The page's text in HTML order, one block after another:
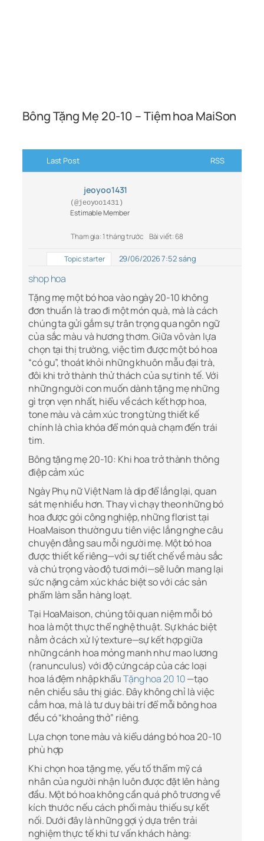
Bông Tặng Mẹ 20-10 – Tiệm hoa MaiSon
Last Post RSS
jeoyoo1431
(@jeoyoo1431)
Estimable Member
Tham gia: 1 tháng trước Bài viết: 68
Topic starter 29/06/2026 7:52 sáng
shop hoa
Tặng mẹ một bó hoa vào ngày 20-10 không
đơn thuần là trao đi một món quà, mà là cách
chúng ta gửi gắm sự trân trọng qua ngôn ngữ
của sắc màu và hương thơm. Giữa vô vàn lựa
chọn tại thị trường, việc tìm được một bó hoa
“có gu”, thoát khỏi những khuôn mẫu đại trà,
đôi khi trở thành thử thách của sự tinh tế. Với
những người con muốn dành tặng mẹ những
gì trọn vẹn nhất, hiểu về cách kết hợp hoa,
tone màu và cảm xúc trong từng thiết kế
chính là chìa khóa để món quà chạm đến trái
tim.
Bông tặng mẹ 20-10: Khi hoa trở thành thông
điệp cảm xúc
Ngày Phụ nữ Việt Nam là dịp để lắng lại, quan
sát mẹ nhiều hơn. Thay vì chạy theo những bó
hoa được gói công nghiệp, những florist tại
HoaMaison thường ưu tiên việc lắng nghe câu
chuyện đằng sau mỗi người mẹ. Một bó hoa
được thiết kế riêng—với sự tiết chế về màu sắc
và chú trọng vào độ tươi mới—sẽ luôn mang lại
sức nặng cảm xúc khác biệt so với các sản
phẩm làm sẵn hàng loạt.
Tại HoaMaison, chúng tôi quan niệm mỗi bó
hoa là một thực thể nghệ thuật. Sự khác biệt
nằm ở cách xử lý texture—sự kết hợp giữa
những cánh hoa mỏng manh như mao lương
(ranunculus) với độ cứng cáp của các loại
hoa lá đệm nhập khẩuTặng hoa 20 10—tạo
nên chiều sâu thị giác. Đây không chỉ là việc
cắm hoa, mà là tư duy bài trí để mỗi bông hoa
đều có “khoảng thở” riêng.
Lựa chọn tone màu và kiểu dáng bó hoa 20-10
phù hợp
Khi chọn hoa tặng mẹ, yếu tố thẩm mỹ cá
nhân của người nhận luôn được đặt lên hàng
đầu. Một bó hoa không cần quá phô trương về
kích thước nếu cách phối màu thiếu sự kết
nối. Dưới đây là những gợi ý dựa trên trải
nghiệm thực tế khi tư vấn khách hàng: